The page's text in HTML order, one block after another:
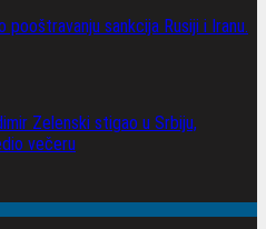
pooštravanju sankcija Rusiji i Iranu.
Zelenski stigao u Srbiju,
večeru